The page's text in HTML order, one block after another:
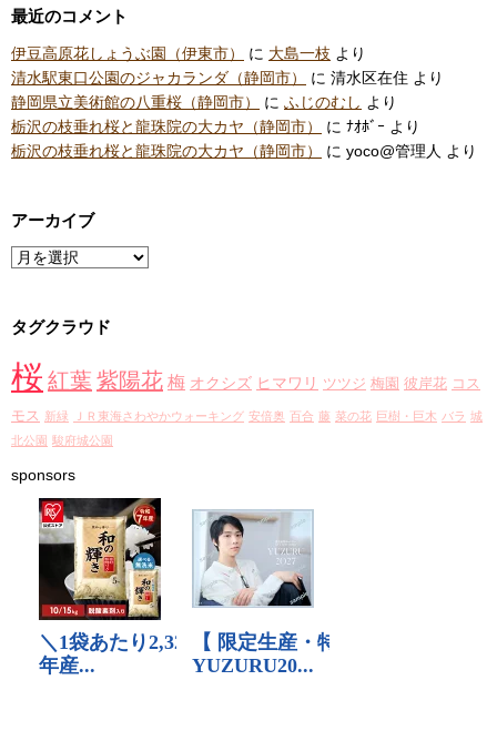
最近のコメント
伊豆高原花しょうぶ園（伊東市） に 大島一枝 より
清水駅東口公園のジャカランダ（静岡市）
に 清水区在住 より
静岡県立美術館の八重桜（静岡市）
に ふじのむし より
栃沢の枝垂れ桜と龍珠院の大カヤ（静岡市）
に ﾅｵﾎﾞｰ より
栃沢の枝垂れ桜と龍珠院の大カヤ（静岡市）
に yoco@管理人 より
アーカイブ
ア
イ
タグクラウド
桜 紅葉 紫陽花 梅 オクシズ ヒマワリ ツツジ 梅園 彼岸花 コス
モス 新緑 ＪＲ東海さわやかウォーキング 安倍奥 百合 藤 菜の花 巨樹・巨木 バラ 城
北公園 駿府城公園
sponsors